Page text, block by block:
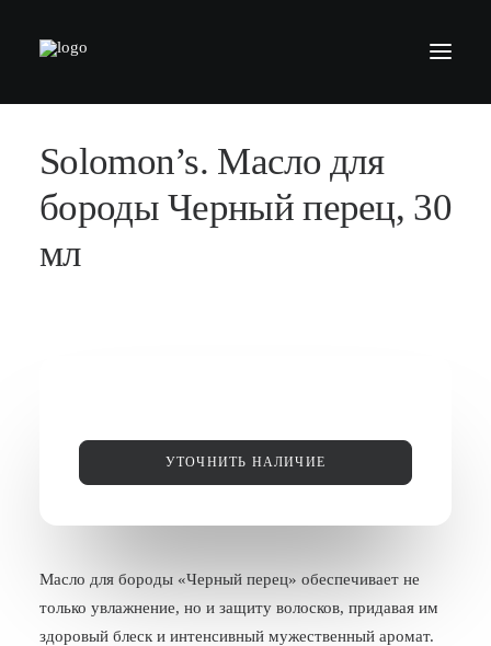
БАРБЕРШОПЫ
УСЛУГИ
МОДЕЛЯМ
ФРАНШИЗА
БЛОГ
ПОЖАЛОВАТЬСЯ
Solomon’s. Масло для
бороды Черный перец, 30
мл
УТОЧНИТЬ НАЛИЧИЕ
Масло для бороды «Черный перец» обеспечивает не
только увлажнение, но и защиту волосков, придавая им
здоровый блеск и интенсивный мужественный аромат.